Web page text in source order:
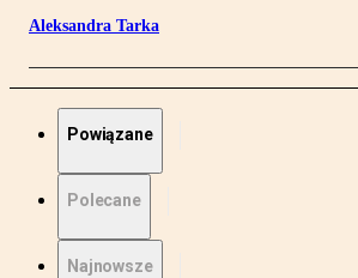
Aleksandra Tarka
Powiązane
Polecane
Najnowsze